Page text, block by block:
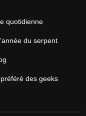
quotidienne
du serpent
des geeks